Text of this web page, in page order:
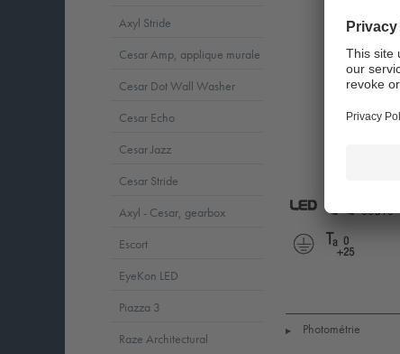
LED
to
+25
▶ Photométrie
Axyl Stride
Cesar Amp, applique murale
Cesar Dot Wall Washer
Cesar Echo
Cesar Jazz
Cesar Stride
Axyl - Cesar, gearbox
Escort
EyeKon LED
Piazza 3
Raze Architectural